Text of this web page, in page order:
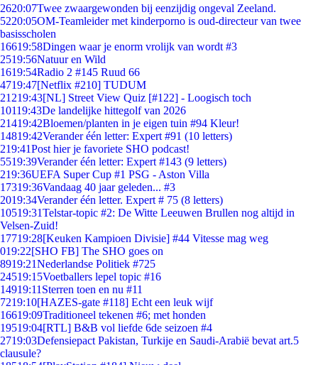
2620:07Twee zwaargewonden bij eenzijdig ongeval Zeeland.
5220:05OM-Teamleider met kinderporno is oud-directeur van twee
basisscholen
16619:58Dingen waar je enorm vrolijk van wordt #3
2519:56Natuur en Wild
1619:54Radio 2 #145 Ruud 66
4719:47[Netflix #210] TUDUM
21219:43[NL] Street View Quiz [#122] - Loogisch toch
10119:43De landelijke hittegolf van 2026
21419:42Bloemen/planten in je eigen tuin #94 Kleur!
14819:42Verander één letter: Expert #91 (10 letters)
219:41Post hier je favoriete SHO podcast!
5519:39Verander één letter: Expert #143 (9 letters)
219:36UEFA Super Cup #1 PSG - Aston Villa
17319:36Vandaag 40 jaar geleden... #3
2019:34Verander één letter. Expert # 75 (8 letters)
10519:31Telstar-topic #2: De Witte Leeuwen Brullen nog altijd in
Velsen-Zuid!
17719:28[Keuken Kampioen Divisie] #44 Vitesse mag weg
019:22[SHO FB] The SHO goes on
8919:21Nederlandse Politiek #725
24519:15Voetballers lepel topic #16
14919:11 Sterren toen en nu #11
7219:10[HAZES-gate #118] Echt een leuk wijf
16619:09Traditioneel tekenen #6; met honden
19519:04[RTL] B&B vol liefde 6de seizoen #4
2719:03Defensiepact Pakistan, Turkije en Saudi-Arabië bevat art.5
clausule?